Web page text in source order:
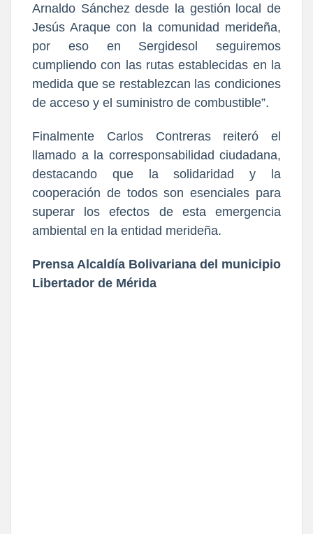
Arnaldo Sánchez desde la gestión local de
Jesús Araque con la comunidad merideña,
por eso en Sergidesol seguiremos
cumpliendo con las rutas establecidas en la
medida que se restablezcan las condiciones
de acceso y el suministro de combustible”.
Finalmente Carlos Contreras reiteró el
llamado a la corresponsabilidad ciudadana,
destacando que la solidaridad y la
cooperación de todos son esenciales para
superar los efectos de esta emergencia
ambiental en la entidad merideña.
Prensa Alcaldía Bolivariana del municipio
Libertador de Mérida